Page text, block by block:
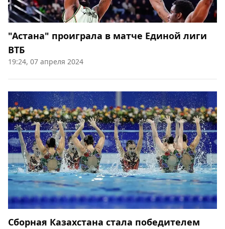
"Астана" проиграла в матче Единой лиги
ВТБ
19:24, 07 апреля 2024
Сборная Казахстана стала победителем